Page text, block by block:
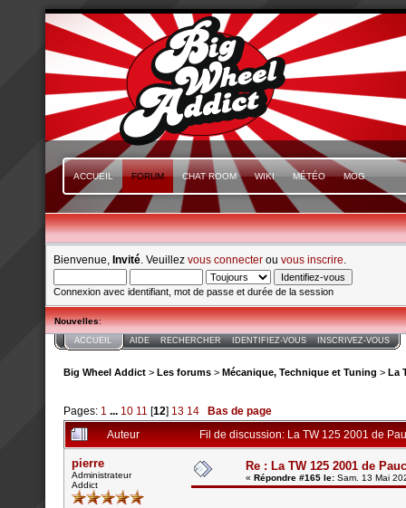
ACCUEIL FORUM CHAT ROOM WIKI MÉTÉO MOG
Bienvenue, Invité . Veuillez vous connecter ou vous inscrire
Connexion avec identifiant, mot de passe et durée de la session
Nouvelles:
ACCUEIL AIDE RECHERCHER IDENTIFIEZ-VOUS INSCRIVEZ-VOUS
Big Wheel Addict > Les forums > Mécanique, Technique et Tuning > La
Pages: 1 ... 10 11 [12] 13 14
Bas de page
Auteur
Fil de discussion: La TW 125 2001 de
pierre
Administrateur
Addict
Re : La TW 125 2001 de
« Répondre #165 le: Sam. 13 Mai